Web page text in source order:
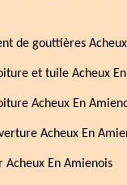
de gouttières
et tuile Acheux
Acheux En
Acheux En
Acheux En Amienois